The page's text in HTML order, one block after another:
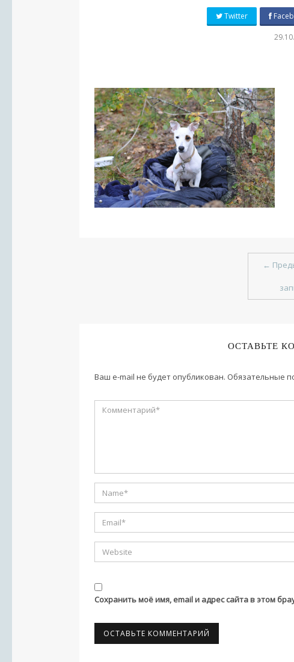
Twitter
←
ОСТАВЬТЕ
Ваш e-mail не будет опубликован. Обязательные
Сохранить моё имя, email и адрес сайта в этом